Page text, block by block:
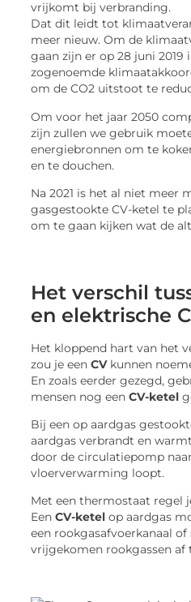
vrijkomt bij verbranding.
Dat dit leidt tot
meer nieuw. Om de
gaan zijn er op 28 juni 2019
zogenoemde
om de CO2 uitstoot te
Om voor het jaar 2050
zijn zullen we gebruik
energiebronnen om te
en te douchen.
Na 2021 is het al niet meer
gasgestookte CV-ketel te
om te gaan kijken wat de
Het verschil
en elektrische
Het kloppend hart van het
zou je eenCVkunnen
En zoals eerder gezegd,
mensen nog eenCV-ketel
Bij een op aardgas
aardgas verbrandt en
door de circulatiepomp
vloerverwarming loopt.
Met een thermostaat regel
EenCV-ketel op aardgas
een rookgasafvoerkanaal
vrijgekomen rookgassen af